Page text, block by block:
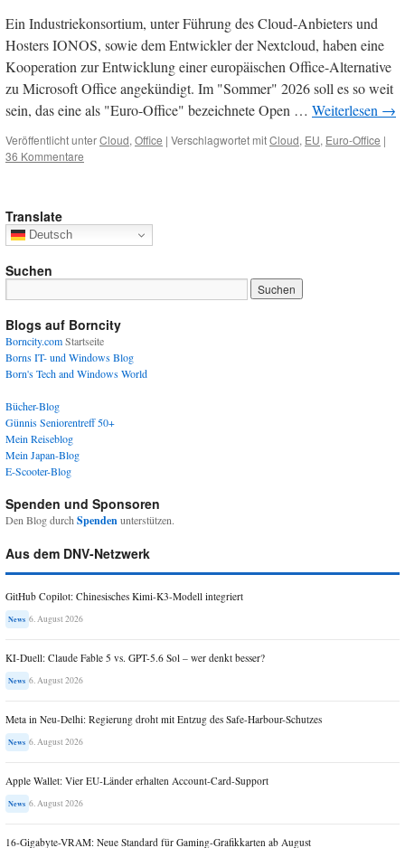
Ein Industriekonsortium, unter Führung des Cloud-Anbieters und
Hosters IONOS, sowie dem Entwickler der Nextcloud, haben eine
Kooperation zur Entwicklung einer europäischen Office-Alternative
zu Microsoft Office angekündigt. Im "Sommer" 2026 soll es so weit
sein, das eine als "Euro-Office" bezeichnete Open … Weiterlesen →
Veröffentlicht unterCloud, Office | Verschlagwortet mitCloud, EU, Euro-Office |
36 Kommentare
Translate
Deutsch
Suchen
Blogs auf Borncity
Borncity.comStartseite
Borns IT- und Windows Blog
Born's Tech and Windows World
Bücher-Blog
Günnis Seniorentreff 50+
Mein Reiseblog
Mein Japan-Blog
E-Scooter-Blog
Spenden und Sponsoren
Den Blog durchSpendenunterstützen.
Aus dem DNV-Netzwerk
GitHub Copilot: Chinesisches Kimi-K3-Modell integriert
News 6. August 2026
KI-Duell: Claude Fable 5 vs. GPT-5.6 Sol – wer denkt besser?
News 6. August 2026
Meta in Neu-Delhi: Regierung droht mit Entzug des Safe-Harbour-Schutzes
News 6. August 2026
Apple Wallet: Vier EU-Länder erhalten Account-Card-Support
News 6. August 2026
16-Gigabyte-VRAM: Neue Standard für Gaming-Grafikkarten ab August